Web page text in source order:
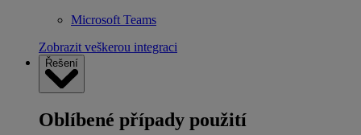
Microsoft Teams
Zobrazit veškerou integraci
Řešení
Oblíbené případy použití